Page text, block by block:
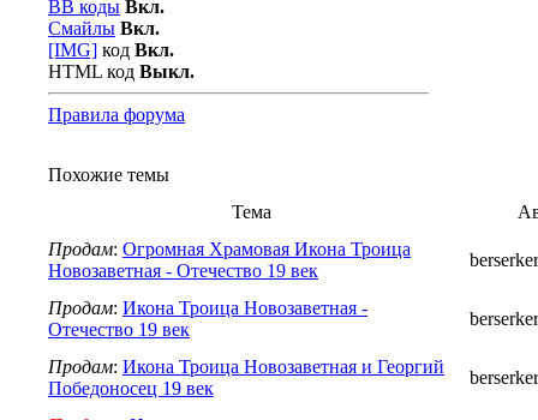
BB коды Вкл.
Смайлы Вкл.
[IMG] код Вкл.
HTML код Выкл.
Правила форума
Похожие темы
Тема
Продам: Огромная Храмовая Икона Троица
Новозаветная - Отечество 19 век
Продам: Икона Троица Новозаветная -
Отечество 19 век
Продам: Икона Троица Новозаветная и Георгий
Победоносец 19 век